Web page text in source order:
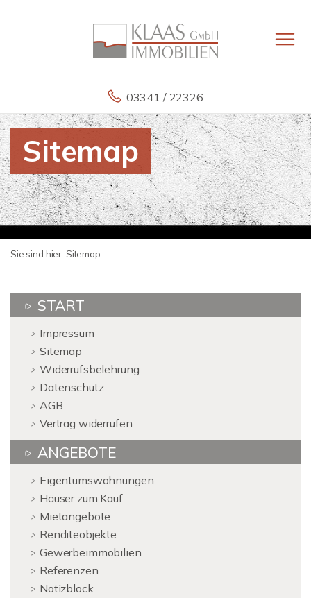
03341 / 22326
Sitemap
Sie sind hier: Sitemap
START
Impressum
Sitemap
Widerrufsbelehrung
Datenschutz
AGB
Vertrag widerrufen
ANGEBOTE
Eigentumswohnungen
Häuser zum Kauf
Mietangebote
Renditeobjekte
Gewerbeimmobilien
Referenzen
Notizblock